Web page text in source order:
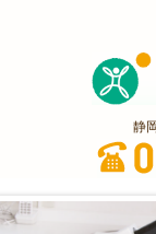
静